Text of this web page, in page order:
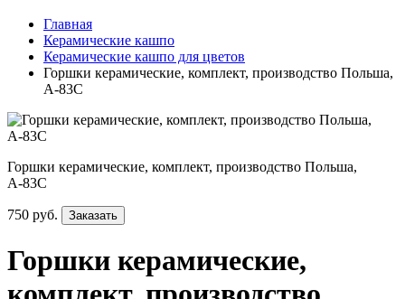
Главная
Керамические кашпо
Керамические кашпо для цветов
Горшки керамические, комплект, производство Польша,
А-83C
Горшки керамические, комплект, производство Польша,
А-83C
750 руб. Заказать
Горшки керамические,